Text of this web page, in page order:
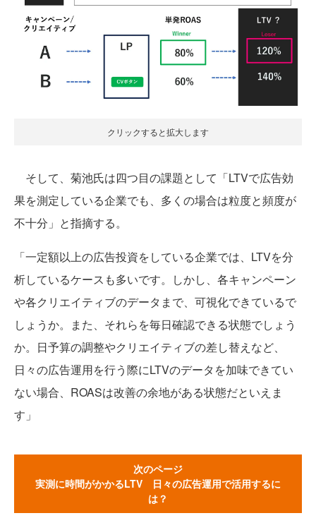
クリックすると拡大します
そして、菊池氏は四つ目の課題として「LTVで広告効
果を測定している企業でも、多くの場合は粒度と頻度が
不十分」と指摘する。
「一定額以上の広告投資をしている企業では、LTVを分
析しているケースも多いです。しかし、各キャンペーン
や各クリエイティブのデータまで、可視化できているで
しょうか。また、それらを毎日確認できる状態でしょう
か。日予算の調整やクリエイティブの差し替えなど、
日々の広告運用を行う際にLTVのデータを加味できてい
ない場合、ROASは改善の余地がある状態だといえま
す」
次のページ
実測に時間がかかるLTV 日々の広告運用で活用するに
は？